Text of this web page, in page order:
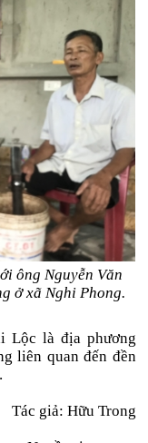
ông Nguyễn Văn
ở xã Nghi Phong.
Lộc là địa phương
liên quan đến đền
Tác giả: Hữu Trong